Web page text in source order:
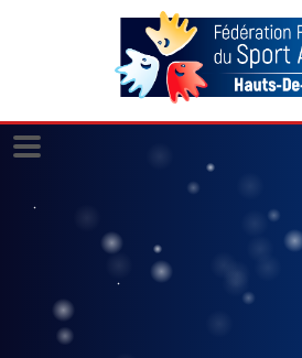
Panneau de gestion des cookies